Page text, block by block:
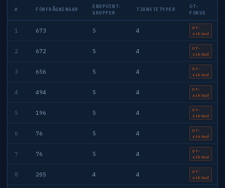
# FÖRFRÅGNINGAR
ENDPOINT-
GRUPPER
TJÄNSTETYPER
OT-
FOKUS
1 673 5 4
OT-
riktad
2 672 5 4
OT-
riktad
3 656 5 4
OT-
riktad
4 494 5 4
OT-
riktad
5 196 5 4
OT-
riktad
6 76 5 4
OT-
riktad
7 76 5 4
OT-
riktad
8 205 4 4
OT-
riktad